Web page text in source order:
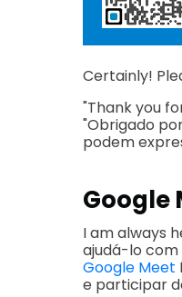
Certainly!
"Thank you
"Obrigado
podem
Google
I am always
ajudá-lo com
Google Meet
e participar